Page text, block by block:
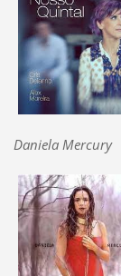
Daniela Mercury